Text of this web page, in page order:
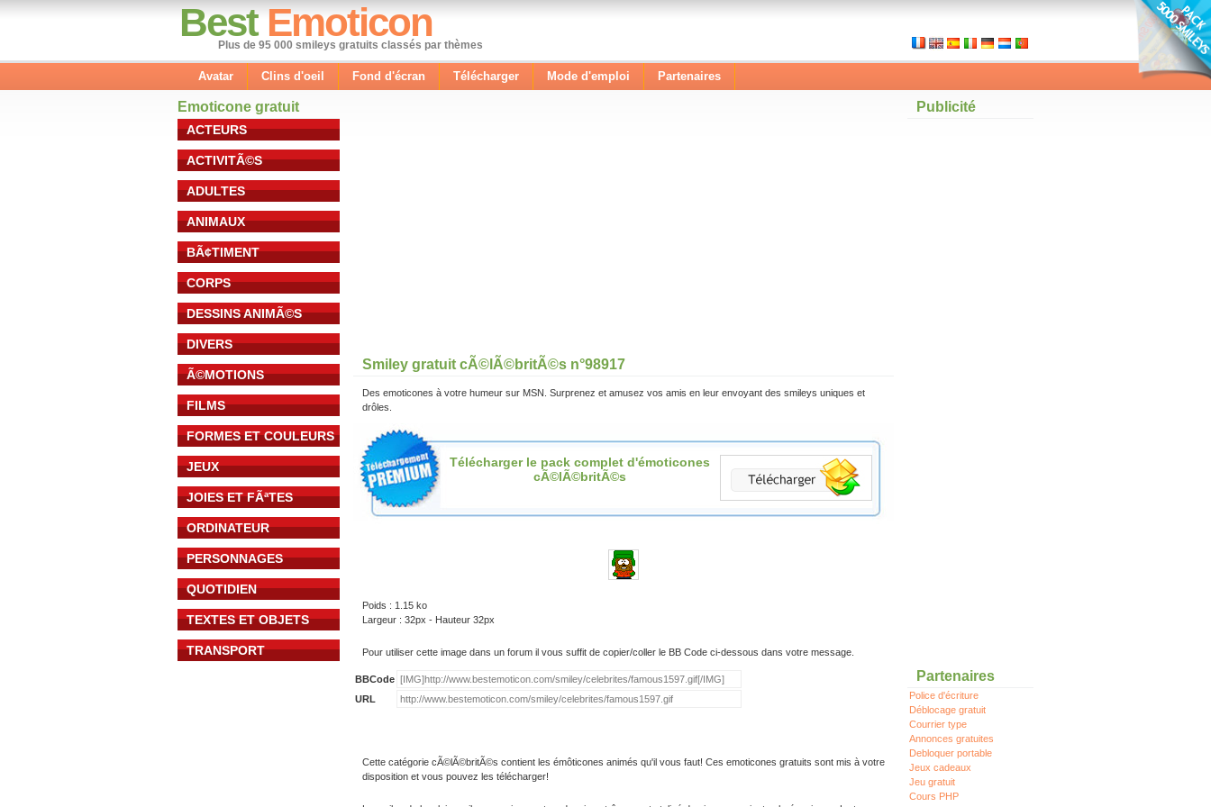
Best Emoticon
Plus de 95 000 smileys gratuits classés par thèmes
Avatar Clins d'oeil Fond d'écran Télécharger Mode d'emploi Partenaires
Emoticone gratuit
ACTEURS
ACTIVITÃ©S
ADULTES
ANIMAUX
BÃ¢TIMENT
CORPS
DESSINS ANIMÃ©S
DIVERS
Ã©MOTIONS
FILMS
FORMES ET COULEURS
JEUX
JOIES ET FÃªTES
ORDINATEUR
PERSONNAGES
QUOTIDIEN
TEXTES ET OBJETS
TRANSPORT
Smiley gratuit cÃ©lÃ©britÃ©s n°98917
Des emoticones à votre humeur sur MSN. Surprenez et amusez vos amis en leur envoyant des smileys uniques et
drôles.
Télécharger le pack complet d'émoticones
cÃ©lÃ©britÃ©s
Poids : 1.15 ko
Largeur : 32px - Hauteur 32px
Pour utiliser cette image dans un forum il vous suffit de copier/coller le BB Code ci-dessous dans votre message.
BBCode
URL
Cette catégorie cÃ©lÃ©britÃ©s contient les émôticones animés qu'il vous faut! Ces emoticones gratuits sont mis à votre
disposition et vous pouvez les télécharger!
Publicité
Partenaires
Police d'écriture
Déblocage gratuit
Courrier type
Annonces gratuites
Debloquer portable
Jeux cadeaux
Jeu gratuit
Cours PHP